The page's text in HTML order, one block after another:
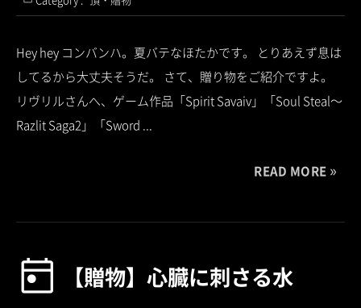
Hey hey コンバンハ。夏バテなほたかです。 とりあえず息は
してるから大丈夫そうだ。 さて、贈り物をご紹介ですよ。
リヴリルさんへ、ゲーム作品「Spirit Savaiv」「Soul Steal～
Razlit Saga2」「Sword ...
READ MORE
【贈物】心臓に刺さる水